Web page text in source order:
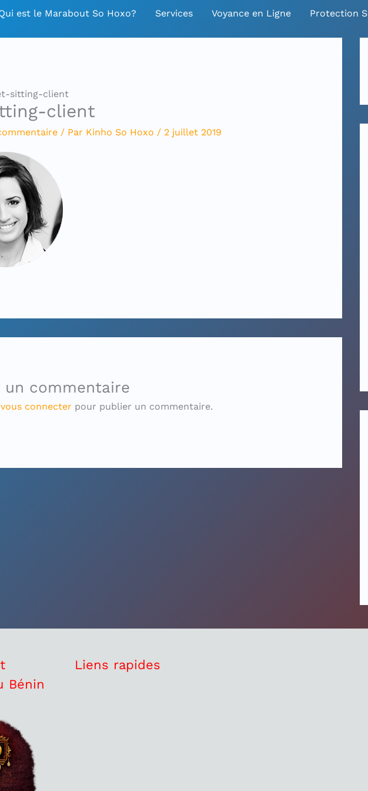
est le Marabout So Hoxo? Services Voyance en Ligne Protection
sitting-client
client
/ Par Kinho So Hoxo / 2 juillet 2019
un commentaire
vous connecter pour publier un commentaire.
Bénin
Liens rapides